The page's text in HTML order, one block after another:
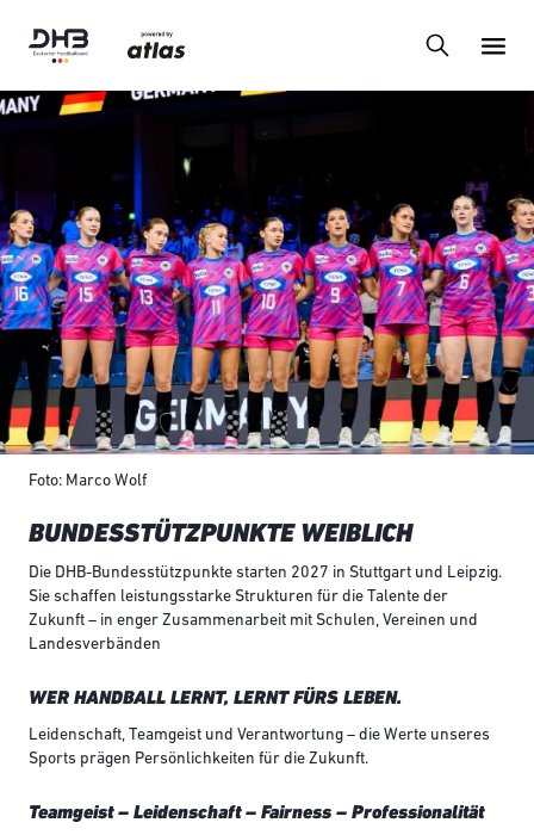
Foto: Marco Wolf
BUNDESSTÜTZPUNKTE WEIBLICH
Die DHB-Bundesstützpunkte starten 2027 in Stuttgart und Leipzig.
Sie schaffen leistungsstarke Strukturen für die Talente der
Zukunft – in enger Zusammenarbeit mit Schulen, Vereinen und
Landesverbänden
WER HANDBALL LERNT, LERNT FÜRS LEBEN.
Leidenschaft, Teamgeist und Verantwortung – die Werte unseres
Sports prägen Persönlichkeiten für die Zukunft.
Teamgeist – Leidenschaft – Fairness – Professionalität